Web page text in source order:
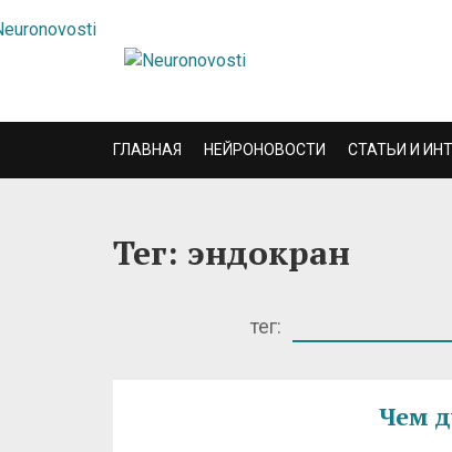
ГЛАВНАЯ НЕЙРОНОВОСТИ СТАТЬИ И
Тег: эндокран
тег:
Чем